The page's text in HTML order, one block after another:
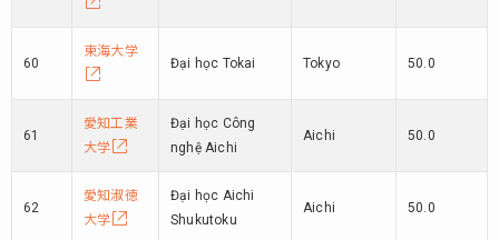
60
東海大学
Đại học Tokai Tokyo 50.0
61
愛知工業
大学
Đại học Công
nghệ Aichi
Aichi 50.0
62
愛知淑徳
大学
Đại học Aichi
Shukutoku
Aichi 50.0